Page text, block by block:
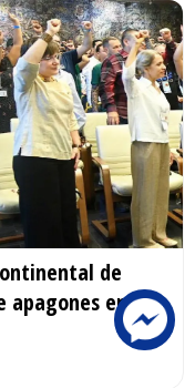
de
apagones en